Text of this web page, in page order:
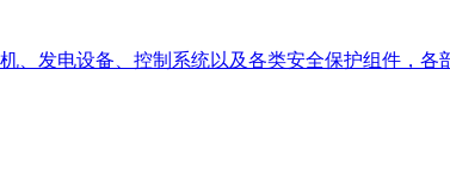
、发电设备、控制系统以及各类安全保护组件，各